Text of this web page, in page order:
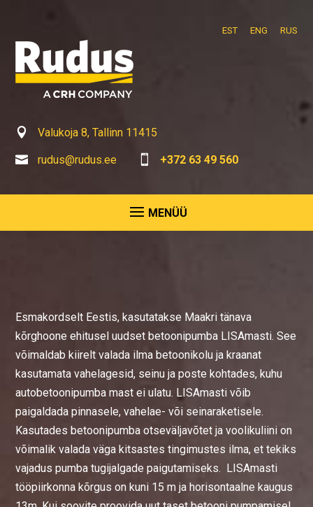
EST ENG RUS
 Valukoja 8, Tallinn 11415
 rudus@rudus.ee  +372 63 49 560
Esmakordselt Eestis, kasutatakse Maakri tänava
kõrghoone ehitusel uudset betoonipumba LISAmasti. See
võimaldab kiirelt valada ilma betoonikolu ja kraanat
kasutamata vahelagesid, seinu ja poste kohtades, kuhu
autobetoonipumba mast ei ulatu. LISAmasti võib
paigaldada pinnasele, vahelae- või seinaraketisele.
Kasutades betoonipumba otseväljavõtet ja voolikuliini on
võimalik valada väga kitsastes tingimustes ilma, et tekiks
vajadus pumba tugijalgade paigutamiseks. LISAmasti
tööpiirkonna kõrgus on kuni 15 m ja horisontaalne kaugus